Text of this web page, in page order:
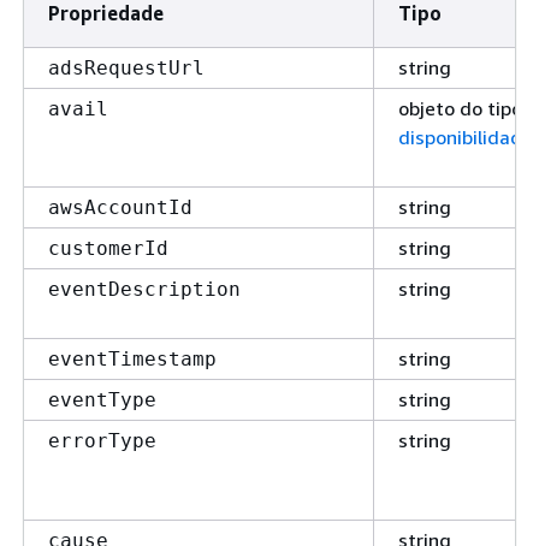
Propriedade Tipo
adsRequestUrl string
avail
objeto do tipo
disponibilidade
awsAccountId string
customerId string
eventDescription string
eventTimestamp string
eventType string
errorType string
cause string